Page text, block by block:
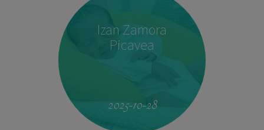
Izan Zamora
Picavea
2025-10-28